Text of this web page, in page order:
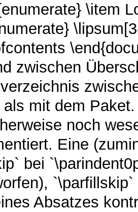
\item
zwischen
als mit dem
noch
Eine
bei
Absatzes